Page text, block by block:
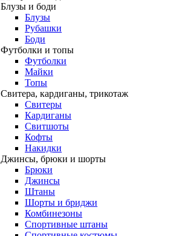
Блузы и боди
Блузы
Рубашки
Боди
Футболки и топы
Футболки
Майки
Топы
Свитера, кардиганы, трикотаж
Свитеры
Кардиганы
Свитшоты
Кофты
Накидки
Джинсы, брюки и шорты
Брюки
Джинсы
Штаны
Шорты и бриджи
Комбинезоны
Спортивные штаны